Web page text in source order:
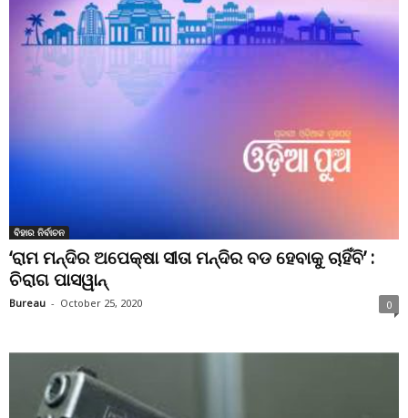
ବିହାର ନିର୍ବାଚନ
‘ରାମ ମନ୍ଦିର ଅପେକ୍ଷା ସୀତା ମନ୍ଦିର ବଡ ହେବାକୁ ଚାହିଁବି’ :
ଚିରାଗ ପାସୱାନ୍
Bureau - October 25, 2020 0